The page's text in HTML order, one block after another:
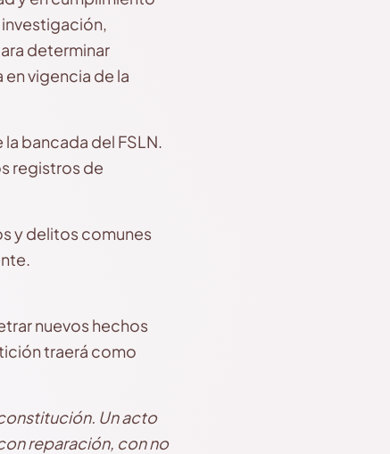
determinar
vigencia de la
bancada del FSLN.
registros de
y delitos comunes
nuevos hechos
traerá como
Un acto
reparación, con no